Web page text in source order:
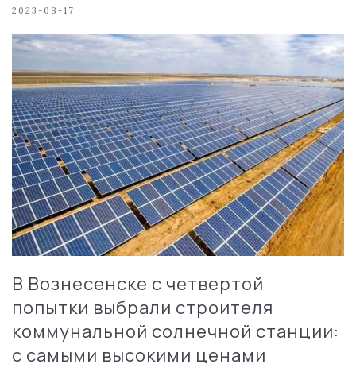
2023-08-17
В Вознесенске с четвертой
попытки выбрали строителя
коммунальной солнечной станции:
с самыми высокими ценами